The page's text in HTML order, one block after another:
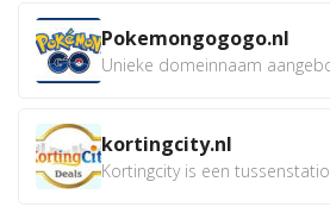
Pokemongogogo.nl
kortingcity.nl